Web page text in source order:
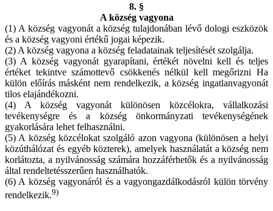
8. §
A község vagyona
(1) A község vagyonát a község tulajdonában lévő dologi eszközök
és a község vagyoni értékű jogai képezik.
(2) A község vagyona a község feladatainak teljesítését szolgálja.
(3) A község vagyonát gyarapítani, értékét növelni kell és teljes
értéket tekintve számottevő csökkenés nélkül kell megőrizni Ha
külön előírás másként nem rendelkezik, a község ingatlanvagyonát
tilos elajándékozni.
(4) A község vagyonát különösen közcélokra, vállalkozási
tevékenységre és a község önkormányzati tevékenységének
gyakorlására lehet felhasználni.
(5) A község közcélokat szolgáló azon vagyona (különösen a helyi
közúthálózat és egyéb közterek), amelyek használatát a község nem
korlátozta, a nyilvánosság számára hozzáférhetők és a nyilvánosság
által rendeltetésszerűen használhatók.
(6) A község vagyonáról és a vagyongazdálkodásról külön törvény
rendelkezik.9)